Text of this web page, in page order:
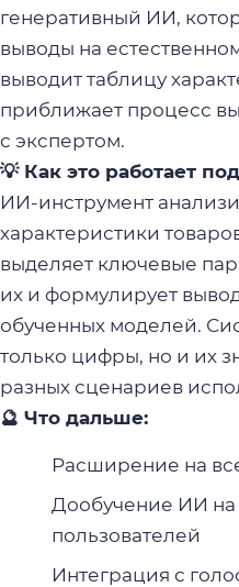
генеративный ИИ,
выводы на
выводит таблицу
приближает процесс
с экспертом.
💡 Как это работает
ИИ-инструмент
характеристики
выделяет ключевые
их и формулирует
обученных моделей.
только цифры, но и их
разных сценариев
🔮 Что дальше:
Расширение на
Дообучение ИИ на
пользователей
Интеграция с